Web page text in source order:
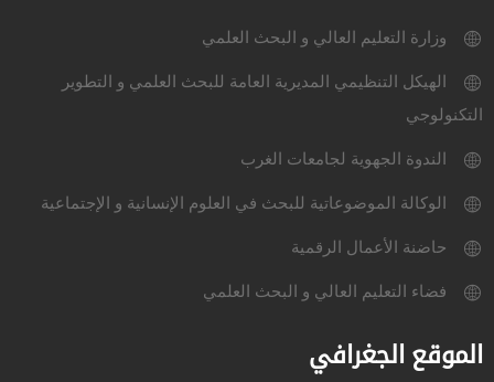
وزارة التعليم العالي و البحث العلمي
الهيكل التنظيمي المديرية العامة للبحث العلمي و التطوير
التكنولوجي
الندوة الجهوية لجامعات الغرب
الوكالة الموضوعاتية للبحث في العلوم الإنسانية و الإجتماعية
حاضنة الأعمال الرقمية
فضاء التعليم العالي و البحث العلمي
الموقع الجغرافي